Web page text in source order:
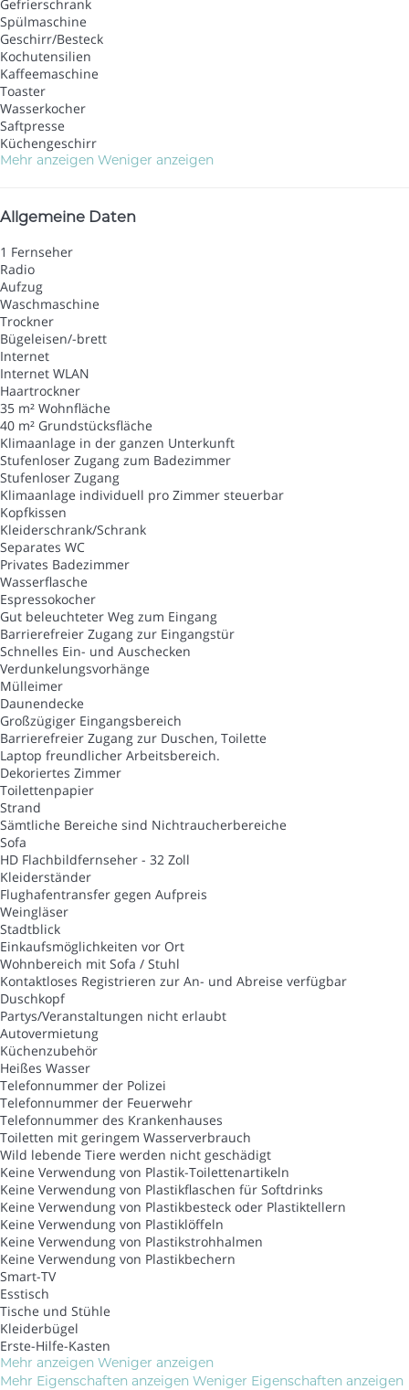
Gefrierschrank
Spülmaschine
Geschirr/Besteck
Kochutensilien
Kaffeemaschine
Toaster
Wasserkocher
Saftpresse
Küchengeschirr
Mehr anzeigen Weniger anzeigen
Allgemeine Daten
1 Fernseher
Radio
Aufzug
Waschmaschine
Trockner
Bügeleisen/-brett
Internet
Internet WLAN
Haartrockner
35 m² Wohnfläche
40 m² Grundstücksfläche
Klimaanlage in der ganzen Unterkunft
Stufenloser Zugang zum Badezimmer
Stufenloser Zugang
Klimaanlage individuell pro Zimmer steuerbar
Kopfkissen
Kleiderschrank/Schrank
Separates WC
Privates Badezimmer
Wasserflasche
Espressokocher
Gut beleuchteter Weg zum Eingang
Barrierefreier Zugang zur Eingangstür
Schnelles Ein- und Auschecken
Verdunkelungsvorhänge
Mülleimer
Daunendecke
Großzügiger Eingangsbereich
Barrierefreier Zugang zur Duschen, Toilette
Laptop freundlicher Arbeitsbereich.
Dekoriertes Zimmer
Toilettenpapier
Strand
Sämtliche Bereiche sind Nichtraucherbereiche
Sofa
HD Flachbildfernseher - 32 Zoll
Kleiderständer
Flughafentransfer gegen Aufpreis
Weingläser
Stadtblick
Einkaufsmöglichkeiten vor Ort
Wohnbereich mit Sofa / Stuhl
Kontaktloses Registrieren zur An- und Abreise verfügbar
Duschkopf
Partys/Veranstaltungen nicht erlaubt
Autovermietung
Küchenzubehör
Heißes Wasser
Telefonnummer der Polizei
Telefonnummer der Feuerwehr
Telefonnummer des Krankenhauses
Toiletten mit geringem Wasserverbrauch
Wild lebende Tiere werden nicht geschädigt
Keine Verwendung von Plastik-Toilettenartikeln
Keine Verwendung von Plastikflaschen für Softdrinks
Keine Verwendung von Plastikbesteck oder Plastiktellern
Keine Verwendung von Plastiklöffeln
Keine Verwendung von Plastikstrohhalmen
Keine Verwendung von Plastikbechern
Smart-TV
Esstisch
Tische und Stühle
Kleiderbügel
Erste-Hilfe-Kasten
Mehr anzeigen Weniger anzeigen
Mehr Eigenschaften anzeigen Weniger Eigenschaften anzeigen